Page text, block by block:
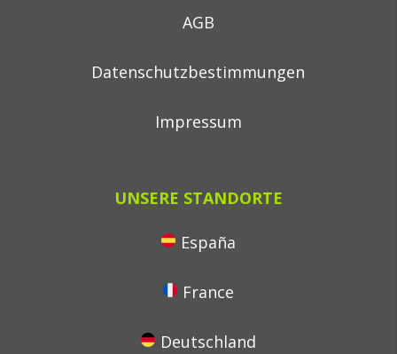
AGB
Datenschutzbestimmungen
Impressum
UNSERE STANDORTE
España
France
Deutschland